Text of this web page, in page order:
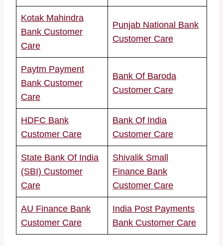
Kotak Mahindra
Bank Customer
Care
Punjab National Bank
Customer Care
Paytm Payment
Bank Customer
Care
Bank Of Baroda
Customer Care
HDFC Bank
Customer Care
Bank Of India
Customer Care
State Bank Of India
(SBI) Customer
Care
Shivalik Small
Finance Bank
Customer Care
AU Finance Bank
Customer Care
India Post Payments
Bank Customer Care